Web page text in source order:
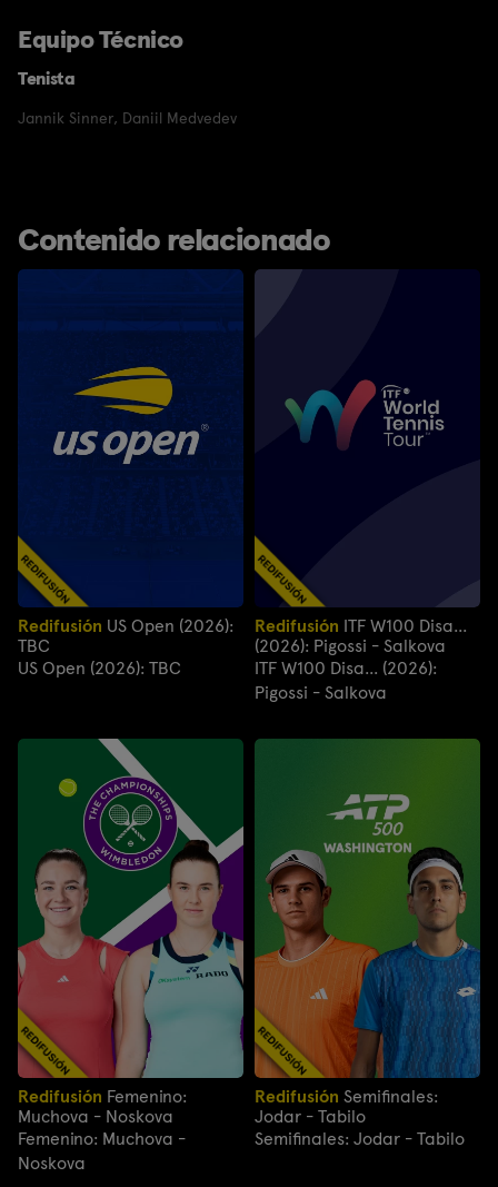
Equipo Técnico
Tenista
Jannik Sinner, Daniil Medvedev
Contenido relacionado
Redifusión
TBC
US Open (2026): TBC
Redifusión
(2026): Pigossi - Salkova
ITF W100 Disa... (2026):
Pigossi - Salkova
Redifusión
Muchova - Noskova
Femenino: Muchova -
Noskova
Redifusión
Jodar - Tabilo
Semifinales: Jodar - Tabilo